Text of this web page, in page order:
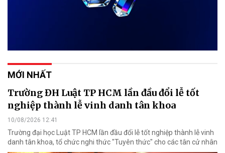
MỚI NHẤT
Trường ĐH Luật TP HCM lần đầu đổi lễ tốt
nghiệp thành lễ vinh danh tân khoa
10/08/2026 12:41
Trường đại học Luật TP HCM lần đầu đổi lễ tốt nghiệp thành lễ vinh
danh tân khoa, tổ chức nghi thức "Tuyên thức" cho các tân cử nhân